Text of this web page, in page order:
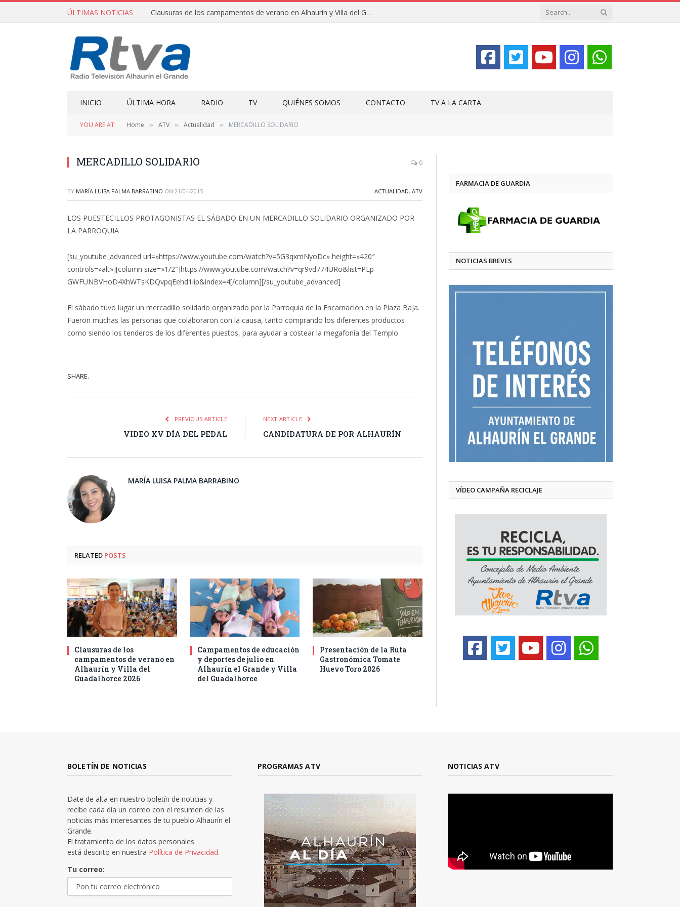
ÚLTIMAS NOTICIAS Clausuras de los campamentos de verano en Alhaurín y Villa del Guadalhorce 2026
INICIO ÚLTIMA HORA RADIO TV QUIÉNES SOMOS CONTACTO TV A LA CARTA
YOU ARE AT: Home » ATV » Actualidad » MERCADILLO SOLIDARIO
MERCADILLO SOLIDARIO 0
BY MARÍA LUISA PALMA BARRABINO ON 21/04/2015 ACTUALIDAD, ATV
LOS PUESTECILLOS PROTAGONISTAS EL SÁBADO EN UN MERCADILLO SOLIDARIO ORGANIZADO POR
LA PARROQUIA
[su_youtube_advanced url=»https://www.youtube.com/watch?v=5G3qxmNyoDc» height=»420″
controls=»alt»][column size=»1/2″]https://www.youtube.com/watch?v=qr9vd774URo&list=PLp-
GWFUNBVHoD4XhWTsKDQvpqEehd1iip&index=4[/column][/su_youtube_advanced]
El sábado tuvo lugar un mercadillo solidario organizado por la Parroquia de la Encarnación en la Plaza Baja.
Fueron muchas las personas que colaboraron con la causa, tanto comprando los diferentes productos
como siendo los tenderos de los diferentes puestos, para ayudar a costear la megafonía del Templo.
SHARE.
PREVIOUS ARTICLE
VIDEO XV DÍA DEL PEDAL
NEXT ARTICLE
CANDIDATURA DE POR ALHAURÍN
MARÍA LUISA PALMA BARRABINO
RELATED POSTS
Clausuras de los
campamentos de verano en
Alhaurín y Villa del
Guadalhorce 2026
Campamentos de educación
y deportes de julio en
Alhaurín el Grande y Villa
del Guadalhorce
Presentación de la Ruta
Gastronómica Tomate
Huevo Toro 2026
FARMACIA DE GUARDIA
NOTICIAS BREVES
VÍDEO CAMPAÑA RECICLAJE
BOLETÍN DE NOTICIAS
Date de alta en nuestro boletín de noticias y
recibe cada día un correo con el resumen de las
noticias más interesantes de tu pueblo Alhaurín el
Grande.
El tratamiento de los datos personales
está descrito en nuestra Política de Privacidad.
Tu correo:
PROGRAMAS ATV NOTICIAS ATV